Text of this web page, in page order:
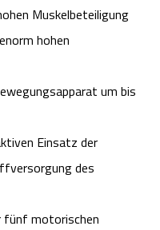
& Bowl
Park
Muskelbeteiligung
hohen
um bis
Einsatz der
des
fünf motorischen